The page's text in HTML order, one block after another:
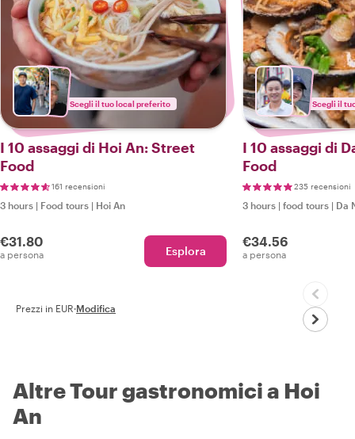
Scegli il tuo local preferito
I 10 assaggi di Hoi An: Street
Food
161 recensioni
3 hours | Food tours | Hoi An
€31.80
a persona Esplora
Scegli il
I 10 assaggi di
Food
235 recensioni
3 hours | food tours | Da
€34.56
a persona
Prezzi in EUR·Modifica
Altre Tour gastronomici a Hoi
An